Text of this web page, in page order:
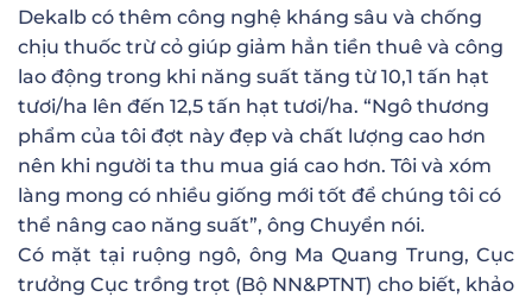
Dekalb có thêm công nghệ kháng sâu và chống
chịu thuốc trừ cỏ giúp giảm hẳn tiền thuê và công
lao động trong khi năng suất tăng từ 10,1 tấn hạt
tươi/ha lên đến 12,5 tấn hạt tươi/ha. “Ngô thương
phẩm của tôi đợt này đẹp và chất lượng cao hơn
nên khi người ta thu mua giá cao hơn. Tôi và xóm
làng mong có nhiều giống mới tốt để chúng tôi có
thể nâng cao năng suất”, ông Chuyển nói.
Có mặt tại ruộng ngô, ông Ma Quang Trung, Cục
trưởng Cục trồng trọt (Bộ NN&PTNT) cho biết, khảo